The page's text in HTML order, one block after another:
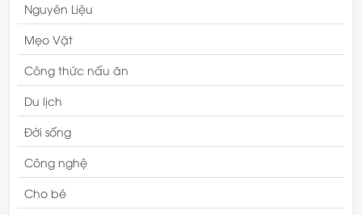
Nguyên Liệu
Mẹo Vặt
Công thức nấu ăn
Du lịch
Đời sống
Công nghệ
Cho bé